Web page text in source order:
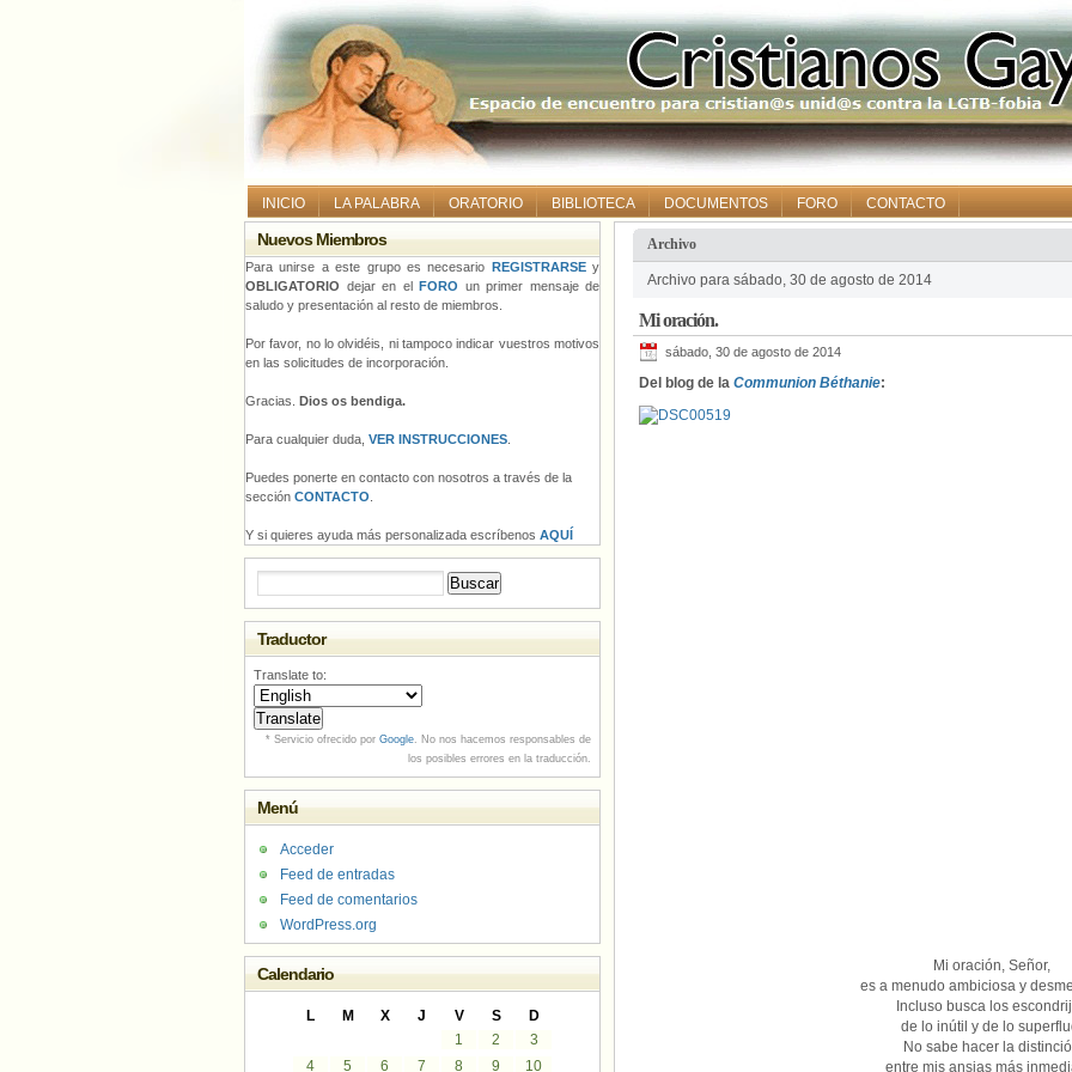
INICIO LA PALABRA ORATORIO BIBLIOTECA DOCUMENTOS FORO CONTACTO
Archivo
Archivo para sábado, 30 de agosto de 2014
Mi oración.
sábado, 30 de agosto de 2014
Del blog de la Communion Béthanie:
Mi oración, Señor,
es a menudo ambiciosa y
Incluso busca los
de lo inútil y de lo
No sabe hacer la
entre mis ansias más
Nuevos Miembros
Para unirse a este grupo es necesario REGISTRARSEy
OBLIGATORIO dejar en el FORO un primer mensaje de
saludo y presentación al resto de miembros.
Por favor, no lo olvidéis, ni tampoco indicar vuestros motivos
en las solicitudes de incorporación.
Gracias. Dios os bendiga.
Para cualquier duda, VER INSTRUCCIONES
Puedes ponerte en contacto con nosotros a través de la
sección CONTACTO
Y si quieres ayuda más personalizada escríbenos AQUÍ
Traductor
Translate to:
* Servicio ofrecido por Google. No nos hacemos responsables de
los posibles errores en la traducción.
Menú
Acceder
Feed de entradas
Feed de comentarios
WordPress.org
Calendario
L M X J V S
D
1
2
3
4
5 6 7 8 9
10